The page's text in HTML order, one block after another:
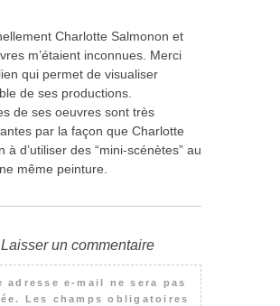
Charlotte Salmonon et
m’étaient inconnues. Merci
qui permet de visualiser
de ses productions.
de ses oeuvres sont très
par la façon que Charlotte
à d’utiliser des “mini-scénètes” au
même peinture.
Laisser un commentaire
adresse e-mail ne sera pas
Les champs obligatoires